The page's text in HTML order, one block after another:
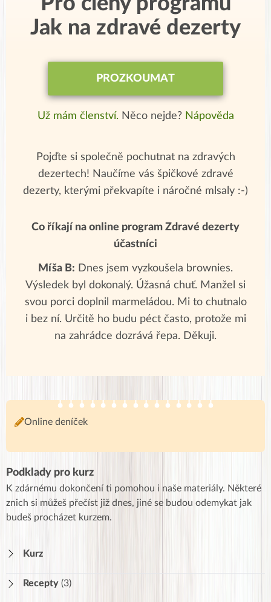
Jak na zdravé dezerty
PROZKOUMAT
Už mám členství. Něco nejde? Nápověda
Pojďte si společně pochutnat na zdravých
dezertech! Naučíme vás špičkové zdravé
dezerty, kterými překvapíte i náročné mlsaly :-)
Co říkají na online program Zdravé dezerty
účastníci
Míša B: Dnes jsem vyzkoušela brownies.
Výsledek byl dokonalý. Úžasná chuť. Manžel si
svou porci doplnil marmeládou. Mi to chutnalo
i bez ní. Určitě ho budu péct často, protože mi
na zahrádce dozrává řepa. Děkuji.
Online deníček
Podklady pro kurz
K zdárnému dokončení ti pomohou i naše materiály. Některé
znich si můžeš přečíst již dnes, jiné se budou odemykat jak
budeš procházet kurzem.
Kurz
Recepty (3)